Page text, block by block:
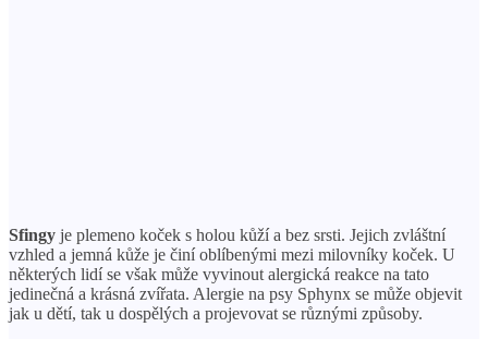
Sfingy je plemeno koček s holou kůží a bez srsti. Jejich zvláštní
vzhled a jemná kůže je činí oblíbenými mezi milovníky koček. U
některých lidí se však může vyvinout alergická reakce na tato
jedinečná a krásná zvířata. Alergie na psy Sphynx se může objevit
jak u dětí, tak u dospělých a projevovat se různými způsoby.